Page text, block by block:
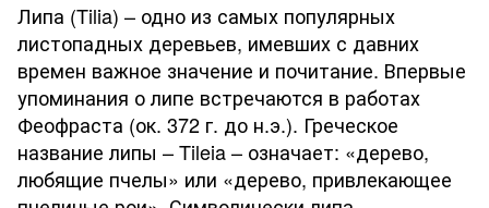
Липа (Tilia) – одно из самых популярных
листопадных деревьев, имевших с давних
времен важное значение и почитание. Впервые
упоминания о липе встречаются в работах
Феофраста (ок. 372 г. до н.э.). Греческое
название липы – Tileia – означает: «дерево,
любящие пчелы» или «дерево, привлекающее